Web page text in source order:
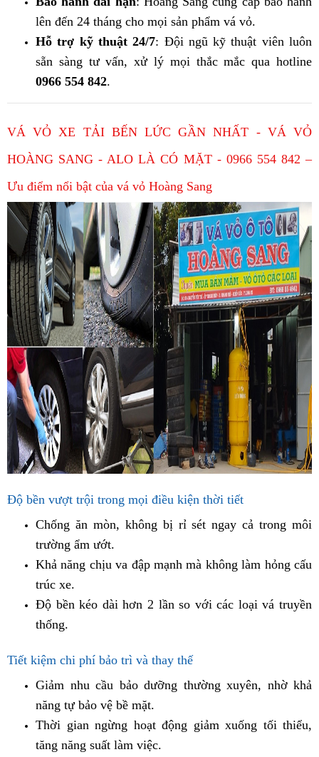
lên đến 24 tháng cho mọi sản phẩm vá vỏ.
Hỗ trợ kỹ thuật 24/7: Đội ngũ kỹ thuật viên luôn
sẵn sàng tư vấn, xử lý mọi thắc mắc qua hotline
0966 554 842.
VÁ VỎ XE TẢI BẾN LỨC GẦN NHẤT - VÁ VỎ
HOÀNG SANG - ALO LÀ CÓ MẶT - 0966 554 842 –
Ưu điểm nổi bật của vá vỏ Hoàng Sang
Độ bền vượt trội trong mọi điều kiện thời tiết
Chống ăn mòn, không bị rỉ sét ngay cả trong môi
trường ẩm ướt.
Khả năng chịu va đập mạnh mà không làm hỏng cấu
trúc xe.
Độ bền kéo dài hơn 2 lần so với các loại vá truyền
thống.
Tiết kiệm chi phí bảo trì và thay thế
Giảm nhu cầu bảo dưỡng thường xuyên, nhờ khả
năng tự bảo vệ bề mặt.
Thời gian ngừng hoạt động giảm xuống tối thiểu,
tăng năng suất làm việc.